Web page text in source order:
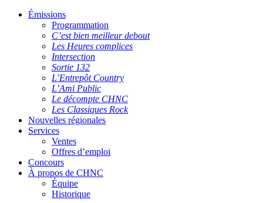
Émissions
Programmation
C’est bien meilleur debout
Les Heures complices
Intersection
Sortie 132
L’Entrepôt Country
L’Ami Public
Le décompte CHNC
Les Classiques Rock
Nouvelles régionales
Services
Ventes
Offres d’emploi
Concours
À propos de CHNC
Équipe
Historique